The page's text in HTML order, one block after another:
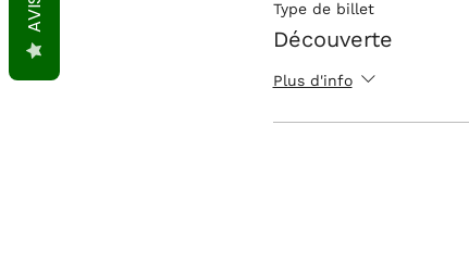
Type de billet
Découverte
Plus d'info
AVIS